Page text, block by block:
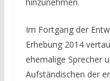
Im Fortgang der
Erhebung 2014
ehemalige Sprecher
Aufständischen der